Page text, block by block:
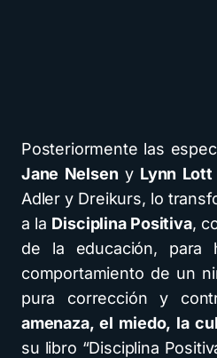
Posteriormente las
Jane Nelsen y Lynn Lott
Adler y Dreikurs, lo
a la Disciplina Positiva,
de la educación, para
comportamiento de un
pura corrección y
amenaza, el miedo, la
su libro “Disciplina